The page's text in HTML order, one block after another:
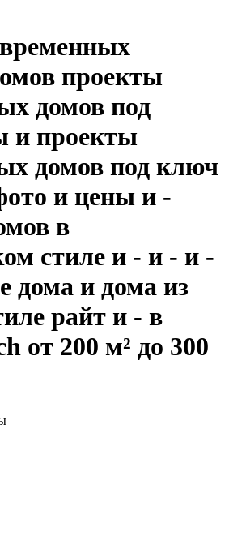
проекты
домов под
и проекты
домов под ключ
и цены и -
в
стиле и - и - и -
дома и дома из
райт и - в
от 200 м² до 300